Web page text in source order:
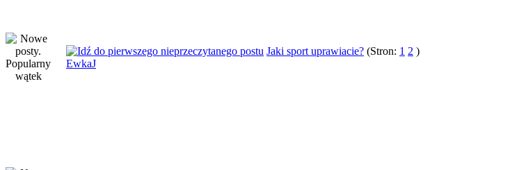
Jaki sport uprawiacie? (Stron: 1 2 )
EwkaJ